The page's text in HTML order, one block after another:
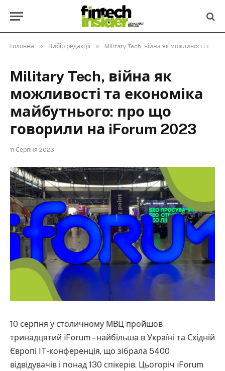
Головна » Вибір редакції » Military Tech, війна як можливості та економіка майбутнього: про що говорили на iForum 2023
Military Tech, війна як
можливості та економіка
майбутнього: про що
говорили на iForum 2023
11 Серпня 2023
10 серпня у столичному МВЦ пройшов
тринадцятий iForum – найбільша в Україні та Східній
Європі IT-конференція, що зібрала 5400
відвідувачів і понад 130 спікерів. Цьогоріч iForum